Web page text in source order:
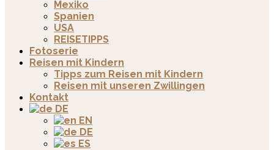
Mexiko
Spanien
USA
REISETIPPS
Fotoserie
Reisen mit Kindern
Tipps zum Reisen mit Kindern
Reisen mit unseren Zwillingen
Kontakt
DE
EN
DE
ES